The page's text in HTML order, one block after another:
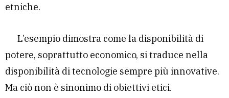
etniche.
L’esempio dimostra come la disponibilità di
potere, soprattutto economico, si traduce nella
disponibilità di tecnologie sempre più innovative.
Ma ciò non è sinonimo di obiettivi etici.